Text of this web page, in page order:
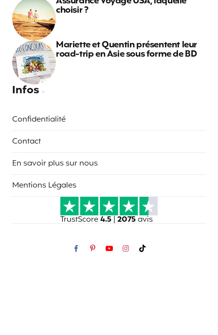
choisir ?
Mariette et Quentin présentent leur
road-trip en Asie sous forme de BD
Infos
Confidentialité
Contact
En savoir plus sur nous
Mentions Légales
TrustScore4.5 | 2075avis